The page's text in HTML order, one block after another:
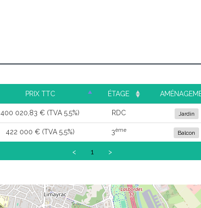
PRIX TTC ÉTAGE
400 020,83 € (TVA 5,5%) RDC Jardin
422 000 € (TVA 5,5%) 3ème Balcon
< 1 >